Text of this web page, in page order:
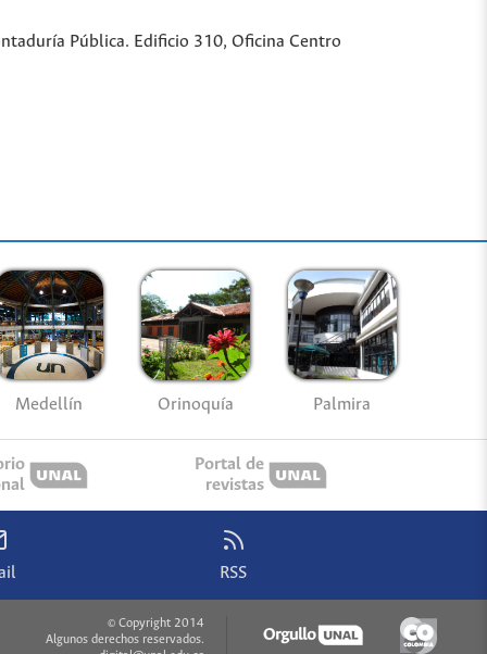
Pública. Edificio 310, Oficina Centro
Medellín Orinoquía Palmira
Portal de
revistas
RSS
© Copyright 2014
Algunos derechos reservados.